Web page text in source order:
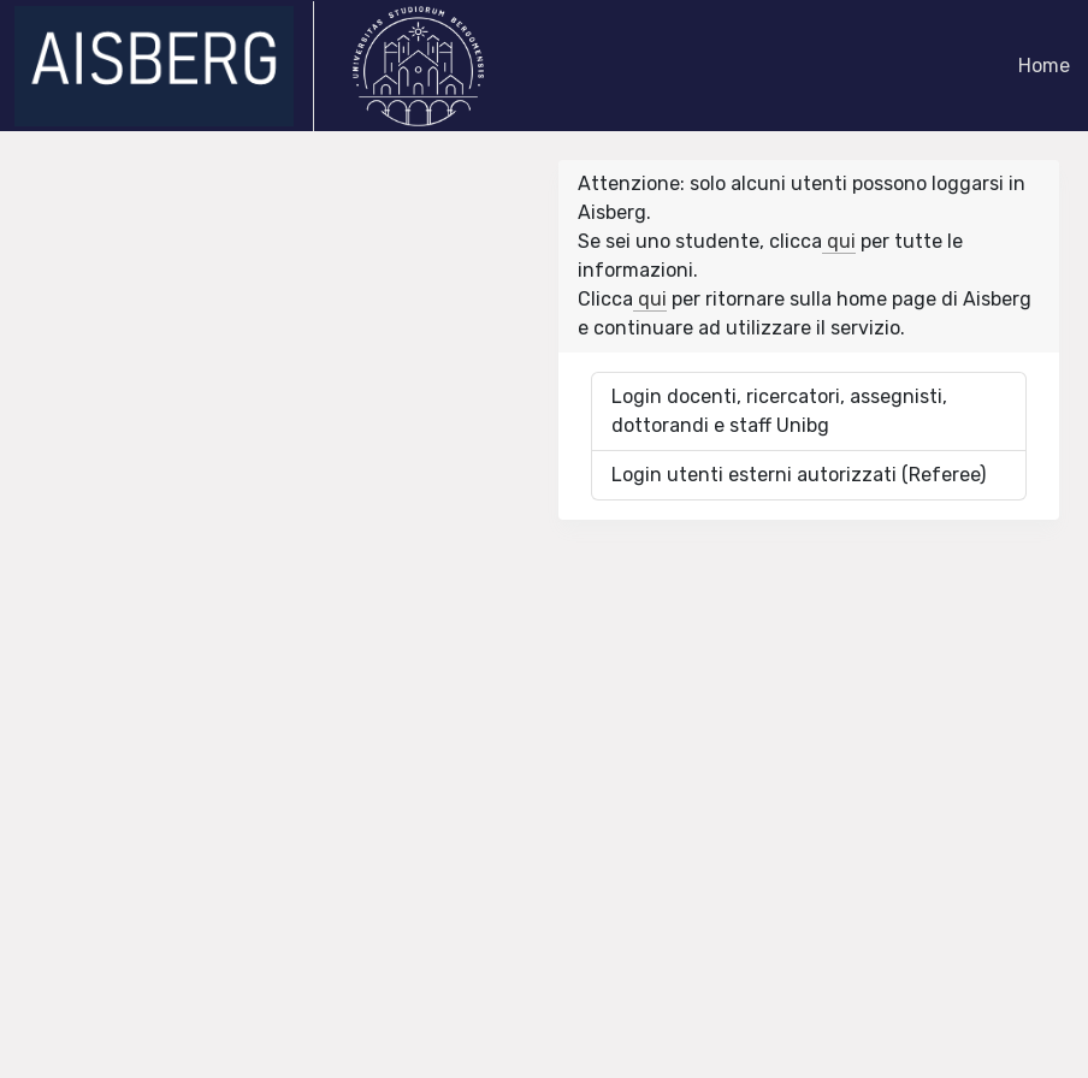
Home
Attenzione: solo alcuni utenti possono loggarsi in
Aisberg.
Se sei uno studente, clicca qui per tutte le
informazioni.
Clicca qui per ritornare sulla home page di Aisberg
e continuare ad utilizzare il servizio.
Login docenti, ricercatori, assegnisti,
dottorandi e staff Unibg
Login utenti esterni autorizzati (Referee)